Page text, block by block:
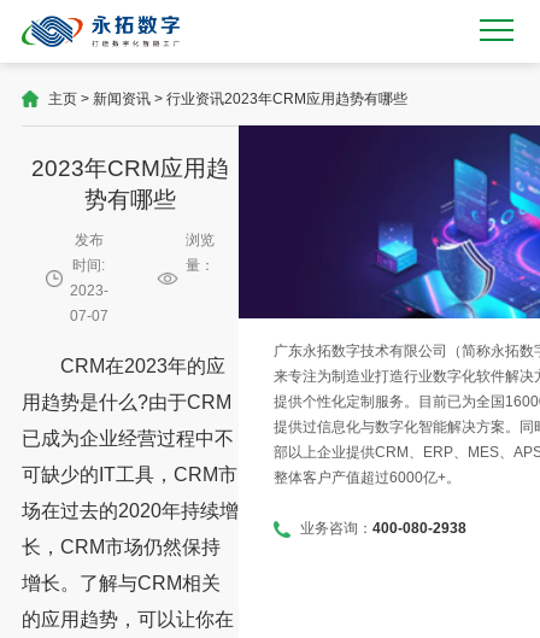
主页> 新闻资讯> 行业资讯2023年CRM应用趋势有哪些
2023年CRM应用趋
势有哪些
发布
时间:
2023-
07-07
浏览
量：
CRM在2023年的应
用趋势是什么?由于CRM
已成为企业经营过程中不
可缺少的IT工具，CRM市
场在过去的2020年持续增
长，CRM市场仍然保持
增长。了解与CRM相关
的应用趋势，可以让你在
广东永拓数字技术有限公司（简称永拓
来专注为制造业打造行业数字化软件解决
提供个性化定制服务。目前已为全国
提供过信息化与数字化智能解决方案。
部以上企业提供CRM、ERP、MES、
整体客户产值超过6000亿+。
业务咨询： 400-080-2938